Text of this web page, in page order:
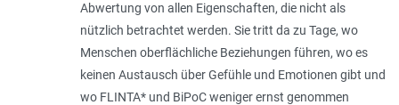
Abwertung von allen Eigenschaften, die nicht als
nützlich betrachtet werden. Sie tritt da zu Tage, wo
Menschen oberflächliche Beziehungen führen, wo es
keinen Austausch über Gefühle und Emotionen gibt und
wo FLINTA* und BiPoC weniger ernst genommen